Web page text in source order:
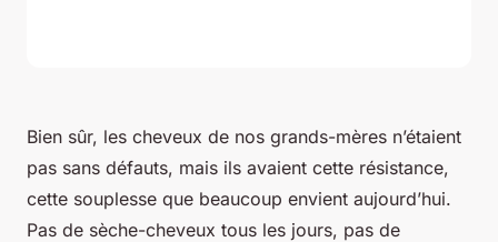
Bien sûr, les cheveux de nos grands-mères n’étaient
pas sans défauts, mais ils avaient cette résistance,
cette souplesse que beaucoup envient aujourd’hui.
Pas de sèche-cheveux tous les jours, pas de